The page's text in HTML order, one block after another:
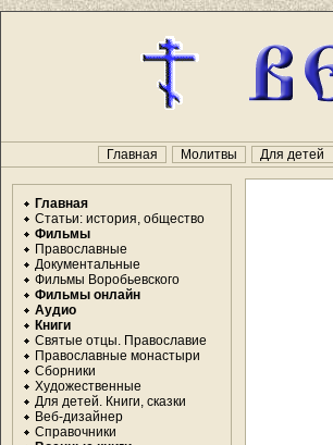
Главная Молитвы Для детей
Главная
Статьи: история, общество
Фильмы
Православные
Документальные
Фильмы Воробьевского
Фильмы онлайн
Аудио
Книги
Святые отцы. Православие
Православные монастыри
Сборники
Художественные
Для детей. Книги, сказки
Веб-дизайнер
Справочники